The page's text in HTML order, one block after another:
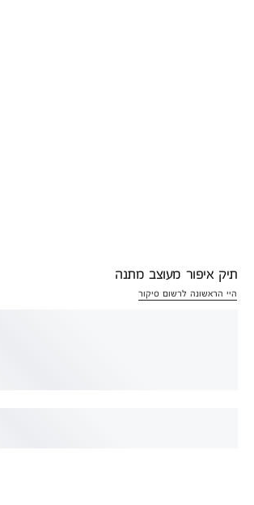
תיק איפור מעוצב מתנה
היי הראשונה לרשום סיקור